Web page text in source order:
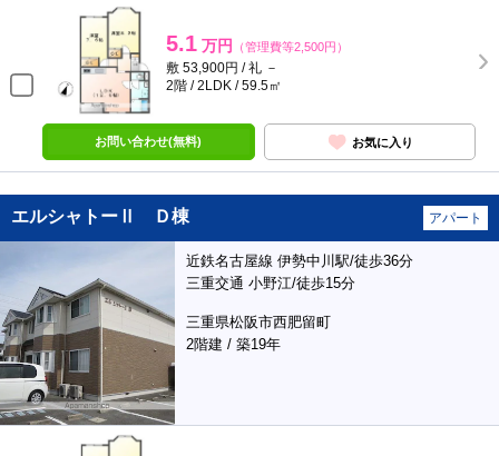
5.1 万円 （管理費等2,500円）
敷 53,900円 / 礼 －
2階 / 2LDK / 59.5㎡
お問い合わせ(無料) お気に入り
エルシャトーⅡ Ｄ棟 アパート
近鉄名古屋線 伊勢中川駅/徒歩36分
三重交通 小野江/徒歩15分
三重県松阪市西肥留町
2階建 / 築19年